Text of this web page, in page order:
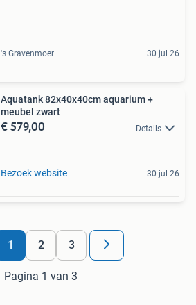
's Gravenmoer 30 jul 26
Aquatank 82x40x40cm aquarium +
meubel zwart
€ 579,00 Details
Bezoek website 30 jul 26
1 2 3
Pagina 1 van 3